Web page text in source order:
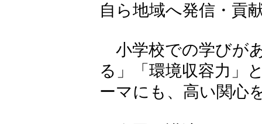
自ら地域へ発信・貢
小学校での学びが
る」「環境収容力」
ーマにも、高い関心